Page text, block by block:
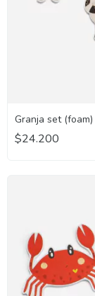
Granja set (foam)
$24.200